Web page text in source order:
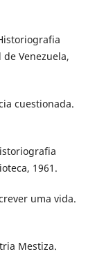
Venezuela,
cuestionada.
1961.
uma vida.
Mestiza.